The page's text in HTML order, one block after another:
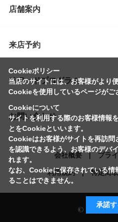
店舗案内
来店予約
リワードプログラム
お問い合わせ
会社概要 プラ
利用規約 特定商
© Imayo &
Cookieポリシー
当店のサイトには、お客様がより
Cookieを使用しているページがご
Cookieについて
サイトを利用する際のお客様情報
とをCookieといいます。
Cookieはお客様がサイトを再訪問
を認識できるよう、お客様のデバ
れます。
なお、Cookieに保存されている情
ることはできません。
承諾す